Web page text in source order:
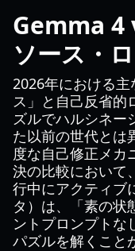
Gemma 4
ソース・
2026年における
ス」と自己反省的
ズルでハルシネー
た以前の世代とは
度な自己修正メカ
決の比較において
行中にアクティブ
タ）は、「素の状
ントプロンプトな
パズルを解くこと